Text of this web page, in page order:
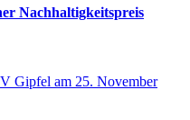
Nachhaltigkeitspreis